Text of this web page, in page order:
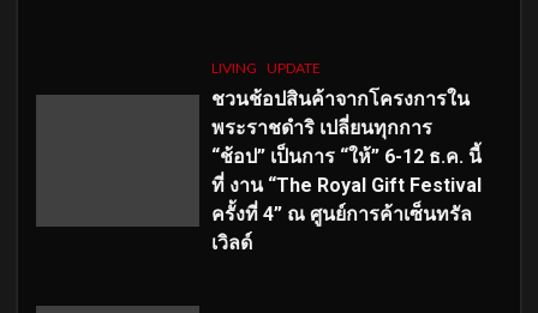
LIVING UPDATE
ชวนช้อปสินค้าจากโครงการใน
พระราชดำริ เปลี่ยนทุกการ
“ช้อป” เป็นการ “ให้” 6-12 ธ.ค. นี้
ที่ งาน “The Royal Gift Festival
ครั้งที่ 4” ณ ศูนย์การค้าเซ็นทรัล
เวิลด์